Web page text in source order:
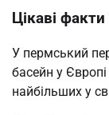
Цікаві
У пермський
басейн у
найбільших у